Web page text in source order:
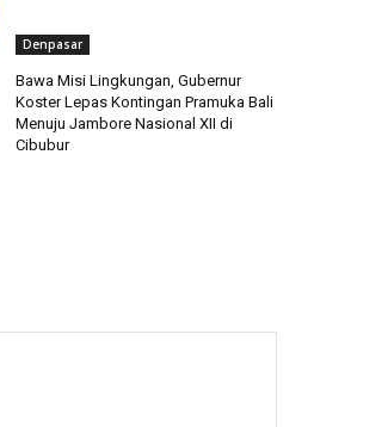
Denpasar
Bawa Misi Lingkungan, Gubernur
Koster Lepas Kontingan Pramuka Bali
Menuju Jambore Nasional XII di
Cibubur